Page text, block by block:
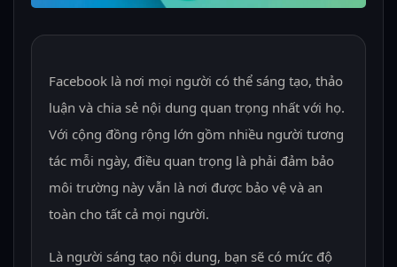
Facebook là nơi mọi người có thể sáng tạo, thảo
luận và chia sẻ nội dung quan trọng nhất với họ.
Với cộng đồng rộng lớn gồm nhiều người tương
tác mỗi ngày, điều quan trọng là phải đảm bảo
môi trường này vẫn là nơi được bảo vệ và an
toàn cho tất cả mọi người.
Là người sáng tạo nội dung, bạn sẽ có mức độ